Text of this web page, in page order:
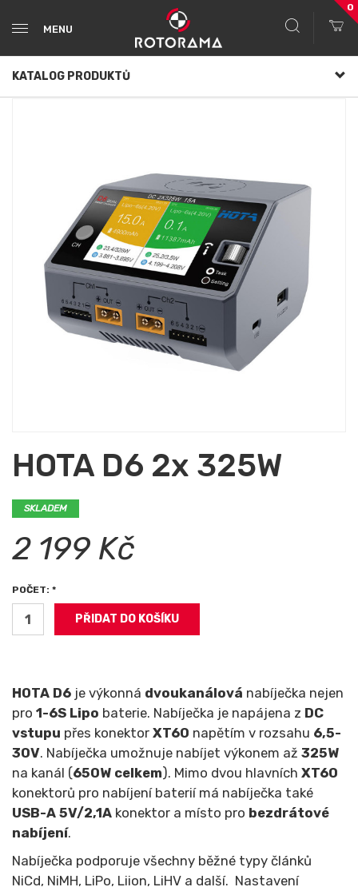
MENU
0
KATALOG PRODUKTŮ
HOTA D6 2x 325W
SKLADEM
2 199 Kč
POČET: *
HOTA D6 je výkonná dvoukanálová nabíječka nejen
pro 1-6S Lipo baterie. Nabíječka je napájena z DC
vstupu přes konektor XT60 napětím v rozsahu 6,5-
30V. Nabíječka umožnuje nabíjet výkonem až 325W
na kanál (650W celkem). Mimo dvou hlavních XT60
konektorů pro nabíjení baterií má nabíječka také
USB-A 5V/2,1A konektor a místo pro bezdrátové
nabíjení.
Nabíječka podporuje všechny běžné typy článků
NiCd, NiMH, LiPo, Liion, LiHV a další. Nastavení